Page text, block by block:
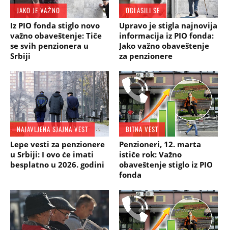
JAKO JE VAŽNO
Iz PIO fonda stiglo novo
važno obaveštenje: Tiče
se svih penzionera u
Srbiji
OGLASILI SE
Upravo je stigla najnovija
informacija iz PIO fonda:
Jako važno obaveštenje
za penzionere
NAJAVLJENA SJAJNA VEST
Lepe vesti za penzionere
u Srbiji: I ovo će imati
besplatno u 2026. godini
BITNA VEST
Penzioneri, 12. marta
ističe rok: Važno
obaveštenje stiglo iz PIO
fonda